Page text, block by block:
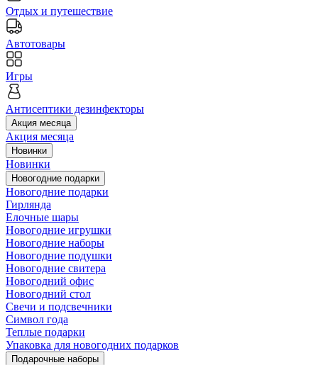
Отдых и путешествие
Автотовары
Игры
Антисептики дезинфекторы
Акция месяца
Акция месяца
Новинки
Новинки
Новогодние подарки
Новогодние подарки
Гирлянда
Елочные шары
Новогодние игрушки
Новогодние наборы
Новогодние подушки
Новогодние свитера
Новогодний офис
Новогодний стол
Свечи и подсвечники
Символ года
Теплые подарки
Упаковка для новогодних подарков
Подарочные наборы